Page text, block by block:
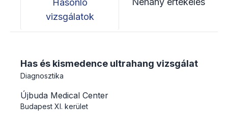
vizsgálatok
Has és kismedence ultrahang vizsgálat
Diagnosztika
Újbuda Medical Center
Budapest XI. kerület